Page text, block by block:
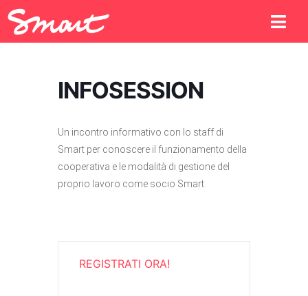
INFOSESSION
Un incontro informativo con lo staff di
Smart per conoscere il funzionamento della
cooperativa e le modalità di gestione del
proprio lavoro come socio Smart.
REGISTRATI ORA!